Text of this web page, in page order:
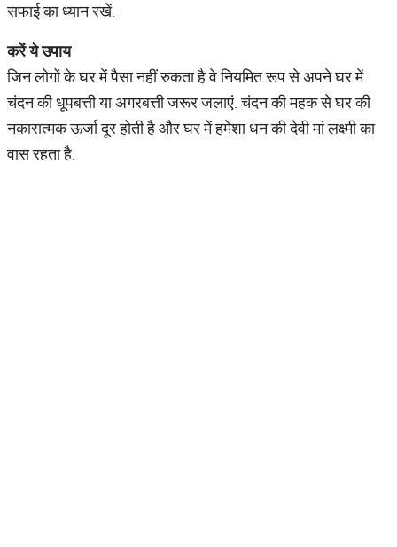
सफाई का ध्यान रखें.
करेंयेउपाय
जिन लोगों के घर में पैसा नहीं रुकता है वे नियमित रूप से अपने घर में
चंदन की धूपबत्ती या अगरबत्ती जरूर जलाएं. चंदन की महक से घर की
नकारात्मक ऊर्जा दूर होती है और घर में हमेशा धन की देवी मां लक्ष्मी का
वास रहता है.